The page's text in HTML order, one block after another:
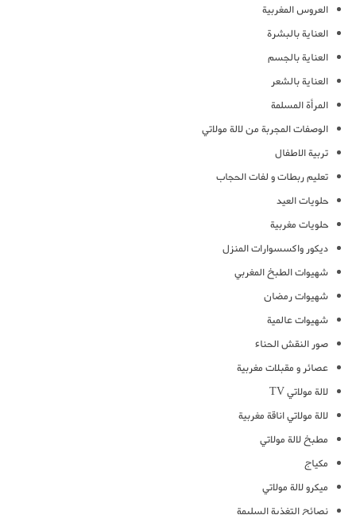
العروس المغربية
العناية بالبشرة
العناية بالجسم
العناية بالشعر
المرأة المسلمة
الوصفات المجربة من لالة مولاتي
تربية الاطفال
تعليم ربطات و لفات الحجاب
حلويات العيد
حلويات مغربية
ديكور واكسسوارات المنزل
شهيوات الطبخ المغربي
شهيوات رمضان
شهيوات عالمية
صور النقش الحناء
عصائر و مقبلات مغربية
لالة مولاتي TV
لالة مولاتي اناقة مغربية
مطبخ لالة مولاتي
مكياج
ميكرو لالة مولاتي
نصائح التغذية السليمة